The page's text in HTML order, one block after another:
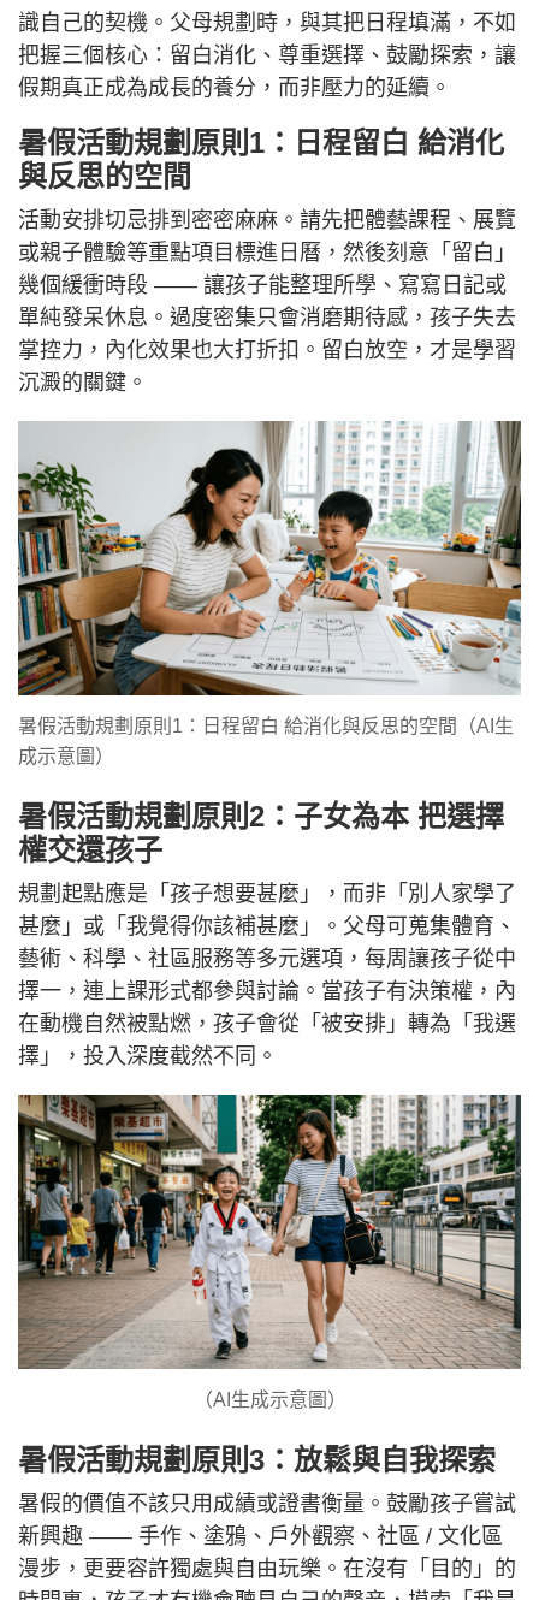
識自己的契機。父母規劃時，與其把日程填滿，不如
把握三個核心：留白消化、尊重選擇、鼓勵探索，讓
假期真正成為成長的養分，而非壓力的延續。
暑假活動規劃原則1：日程留白 給消化
與反思的空間
活動安排切忌排到密密麻麻。請先把體藝課程、展覽
或親子體驗等重點項目標進日曆，然後刻意「留白」
幾個緩衝時段 —— 讓孩子能整理所學、寫寫日記或
單純發呆休息。過度密集只會消磨期待感，孩子失去
掌控力，內化效果也大打折扣。留白放空，才是學習
沉澱的關鍵。
暑假活動規劃原則1：日程留白 給消化與反思的空間（AI生
成示意圖） ​
暑假活動規劃原則2：子女為本 把選擇
權交還孩子
規劃起點應是「孩子想要甚麼」，而非「別人家學了
甚麼」或「我覺得你該補甚麼」。父母可蒐集體育、
藝術、科學、社區服務等多元選項，每周讓孩子從中
擇一，連上課形式都參與討論。當孩子有決策權，內
在動機自然被點燃，孩子會從「被安排」轉為「我選
擇」，投入深度截然不同。
（AI生成示意圖）
暑假活動規劃原則3：放鬆與自我探索
暑假的價值不該只用成績或證書衡量。鼓勵孩子嘗試
新興趣 —— 手作、塗鴉、戶外觀察、社區 / 文化區
漫步，更要容許獨處與自由玩樂。在沒有「目的」的